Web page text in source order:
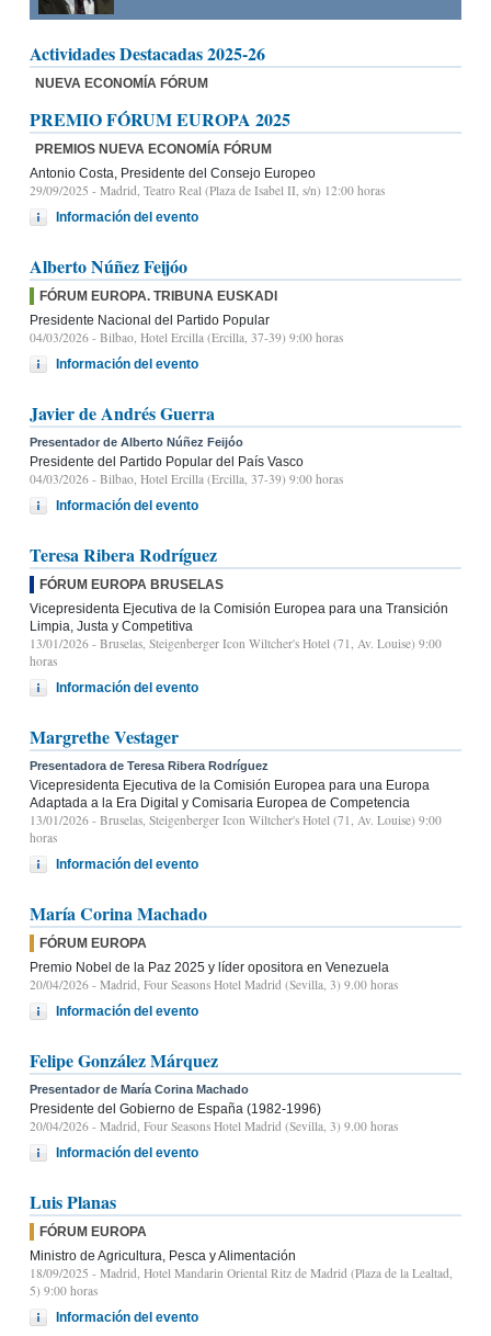
Actividades Destacadas 2025-26
NUEVA ECONOMÍA FÓRUM
PREMIO FÓRUM EUROPA 2025
PREMIOS NUEVA ECONOMÍA FÓRUM
Antonio Costa, Presidente del Consejo Europeo
29/09/2025 - Madrid, Teatro Real (Plaza de Isabel II, s/n) 12:00 horas
Información del evento
Alberto Núñez Feijóo
FÓRUM EUROPA. TRIBUNA EUSKADI
Presidente Nacional del Partido Popular
04/03/2026 - Bilbao, Hotel Ercilla (Ercilla, 37-39) 9:00 horas
Información del evento
Javier de Andrés Guerra
Presentador de Alberto Núñez Feijóo
Presidente del Partido Popular del País Vasco
04/03/2026 - Bilbao, Hotel Ercilla (Ercilla, 37-39) 9:00 horas
Información del evento
Teresa Ribera Rodríguez
FÓRUM EUROPA BRUSELAS
Vicepresidenta Ejecutiva de la Comisión Europea para una Transición
Limpia, Justa y Competitiva
13/01/2026 - Bruselas, Steigenberger Icon Wiltcher's Hotel (71, Av. Louise) 9:00
horas
Información del evento
Margrethe Vestager
Presentadora de Teresa Ribera Rodríguez
Vicepresidenta Ejecutiva de la Comisión Europea para una Europa
Adaptada a la Era Digital y Comisaria Europea de Competencia
13/01/2026 - Bruselas, Steigenberger Icon Wiltcher's Hotel (71, Av. Louise) 9:00
horas
Información del evento
María Corina Machado
FÓRUM EUROPA
Premio Nobel de la Paz 2025 y líder opositora en Venezuela
20/04/2026 - Madrid, Four Seasons Hotel Madrid (Sevilla, 3) 9.00 horas
Información del evento
Felipe González Márquez
Presentador de María Corina Machado
Presidente del Gobierno de España (1982-1996)
20/04/2026 - Madrid, Four Seasons Hotel Madrid (Sevilla, 3) 9.00 horas
Información del evento
Luis Planas
FÓRUM EUROPA
Ministro de Agricultura, Pesca y Alimentación
18/09/2025 - Madrid, Hotel Mandarin Oriental Ritz de Madrid (Plaza de la Lealtad,
5) 9:00 horas
Información del evento